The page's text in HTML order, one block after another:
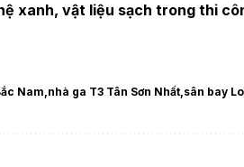
xanh, vật liệu sạch trong thi
Nam nhà ga T3 Tân Sơn Nhất sân bay